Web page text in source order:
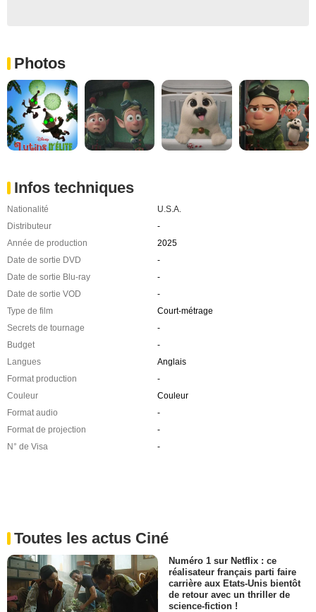
Photos
Infos techniques
Nationalité
U.S.A.
Distributeur
-
Année de production
2025
Date de sortie DVD
-
Date de sortie Blu-ray
-
Date de sortie VOD
-
Type de film
Court-métrage
Secrets de tournage
-
Budget
-
Langues
Anglais
Format production
-
Couleur
Couleur
Format audio
-
Format de projection
-
N° de Visa
-
Toutes les actus Ciné
Numéro 1 sur Netflix : ce
réalisateur français parti faire
carrière aux Etats-Unis bientôt
de retour avec un thriller de
science-fiction !